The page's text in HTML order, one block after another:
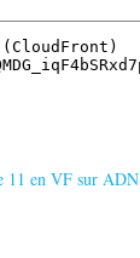
11 en VF sur ADN